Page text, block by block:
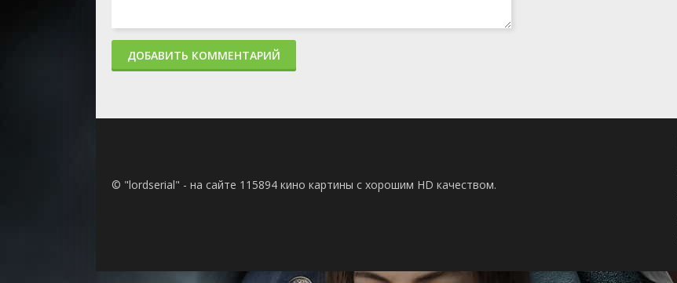
ДОБАВИТЬ КОММЕНТАРИЙ
© "lordserial" - на сайте 115894 кино картины с хорошим HD качеством.